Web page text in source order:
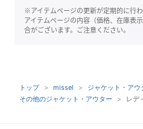
※アイテムページの更新が定期的に行
アイテムページの内容（価格、在庫表
合がございます。ご注意ください。
トップ missel
ジャケット・アウ
その他のジャケット・アウター
レデ